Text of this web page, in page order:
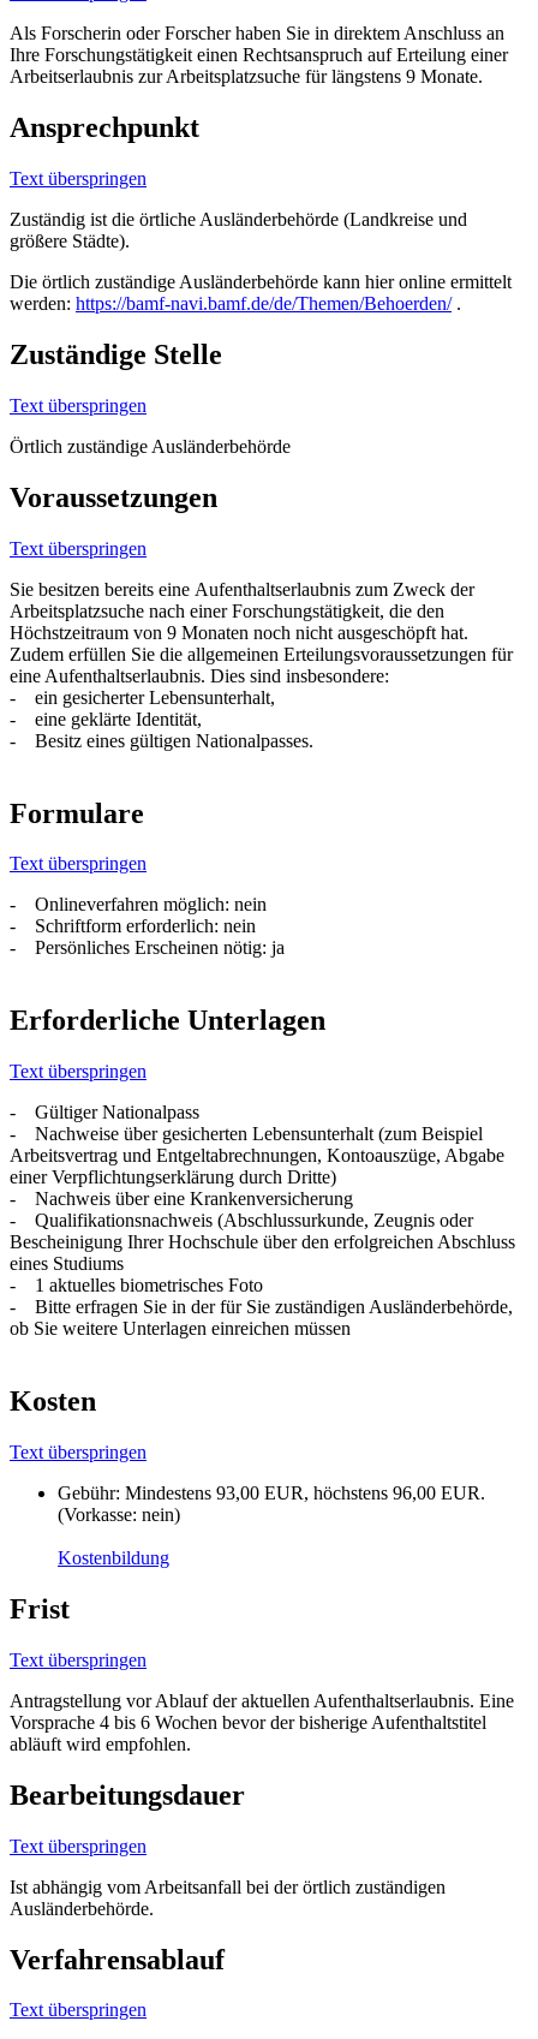
Als Forscherin oder Forscher haben Sie in direktem Anschluss an
Ihre Forschungstätigkeit einen Rechtsanspruch auf Erteilung einer
Arbeitserlaubnis zur Arbeitsplatzsuche für längstens 9 Monate.
Ansprechpunkt
Text überspringen
Zuständig ist die örtliche Ausländerbehörde (Landkreise und
größere Städte).
Die örtlich zuständige Ausländerbehörde kann hier online ermittelt
werden: https://bamf-navi.bamf.de/de/Themen/Behoerden/.
Zuständige Stelle
Text überspringen
Örtlich zuständige Ausländerbehörde
Voraussetzungen
Text überspringen
Sie besitzen bereits eine Aufenthaltserlaubnis zum Zweck der
Arbeitsplatzsuche nach einer Forschungstätigkeit, die den
Höchstzeitraum von 9 Monaten noch nicht ausgeschöpft hat.
Zudem erfüllen Sie die allgemeinen Erteilungsvoraussetzungen für
eine Aufenthaltserlaubnis. Dies sind insbesondere:
- ein gesicherter Lebensunterhalt,
- eine geklärte Identität,
- Besitz eines gültigen Nationalpasses.
Formulare
Text überspringen
- Onlineverfahren möglich: nein
- Schriftform erforderlich: nein
- Persönliches Erscheinen nötig: ja
Erforderliche Unterlagen
Text überspringen
- Gültiger Nationalpass
- Nachweise über gesicherten Lebensunterhalt (zum Beispiel
Arbeitsvertrag und Entgeltabrechnungen, Kontoauszüge, Abgabe
einer Verpflichtungserklärung durch Dritte)
- Nachweis über eine Krankenversicherung
- Qualifikationsnachweis (Abschlussurkunde, Zeugnis oder
Bescheinigung Ihrer Hochschule über den erfolgreichen Abschluss
eines Studiums
- 1 aktuelles biometrisches Foto
- Bitte erfragen Sie in der für Sie zuständigen Ausländerbehörde,
ob Sie weitere Unterlagen einreichen müssen
Kosten
Text überspringen
Gebühr: Mindestens 93,00 EUR, höchstens 96,00 EUR.
(Vorkasse: nein)
Kostenbildung
Frist
Text überspringen
Antragstellung vor Ablauf der aktuellen Aufenthaltserlaubnis. Eine
Vorsprache 4 bis 6 Wochen bevor der bisherige Aufenthaltstitel
abläuft wird empfohlen.
Bearbeitungsdauer
Text überspringen
Ist abhängig vom Arbeitsanfall bei der örtlich zuständigen
Ausländerbehörde.
Verfahrensablauf
Text überspringen